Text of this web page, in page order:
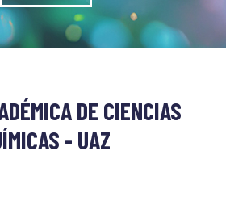
DE CIENCIAS
- UAZ